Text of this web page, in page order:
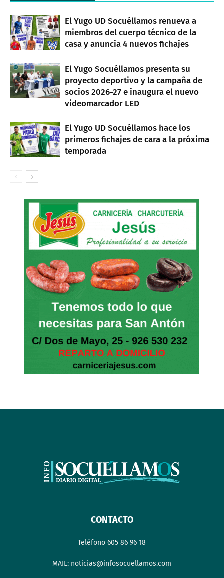
El Yugo UD Socuéllamos renueva a
miembros del cuerpo técnico de la
casa y anuncia 4 nuevos fichajes
El Yugo Socuéllamos presenta su
proyecto deportivo y la campaña de
socios 2026-27 e inaugura el nuevo
videomarcador LED
El Yugo UD Socuéllamos hace los
primeros fichajes de cara a la próxima
temporada
CONTACTO
Teléfono 605 86 96 18
MAIL: noticias@infosocuellamos.com